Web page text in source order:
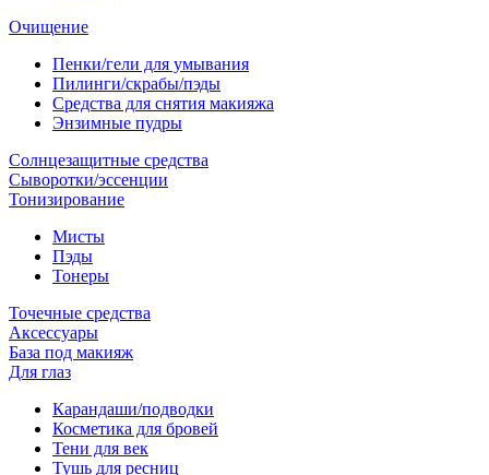
Очищение
Пенки/гели для умывания
Пилинги/скрабы/пэды
Средства для снятия макияжа
Энзимные пудры
Солнцезащитные средства
Сыворотки/эссенции
Тонизирование
Мисты
Пэды
Тонеры
Точечные средства
Аксессуары
База под макияж
Для глаз
Карандаши/подводки
Косметика для бровей
Тени для век
Тушь для ресниц